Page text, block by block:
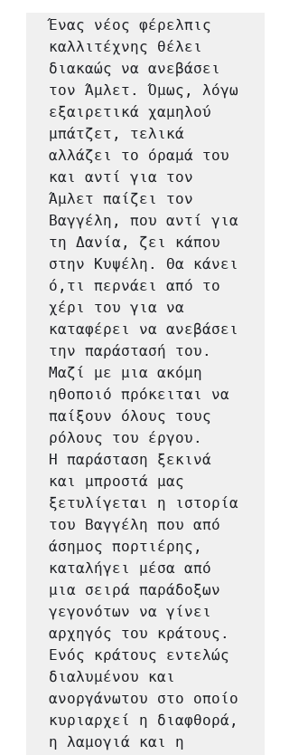
Ένας νέος φέρελπις
καλλιτέχνης θέλει
διακαώς να ανεβάσει
τον Άμλετ. Όμως, λόγω
εξαιρετικά χαμηλού
μπάτζετ, τελικά
αλλάζει το όραμά του
και αντί για τον
Άμλετ παίζει τον
Βαγγέλη, που αντί για
τη Δανία, ζει κάπου
στην Κυψέλη. Θα κάνει
ό,τι περνάει από το
χέρι του για να
καταφέρει να ανεβάσει
την παράστασή του.
Μαζί με μια ακόμη
ηθοποιό πρόκειται να
παίξουν όλους τους
ρόλους του έργου.
Η παράσταση ξεκινά
και μπροστά μας
ξετυλίγεται η ιστορία
του Βαγγέλη που από
άσημος πορτιέρης,
καταλήγει μέσα από
μια σειρά παράδοξων
γεγονότων να γίνει
αρχηγός του κράτους.
Ενός κράτους εντελώς
διαλυμένου και
ανοργάνωτου στο οποίο
κυριαρχεί η διαφθορά,
η λαμογιά και η